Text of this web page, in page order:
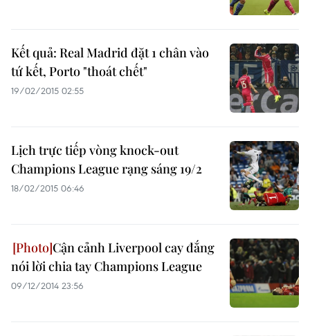
Kết quả: Real Madrid đặt 1 chân vào
tứ kết, Porto "thoát chết"
19/02/2015 02:55
Lịch trực tiếp vòng knock-out
Champions League rạng sáng 19/2
18/02/2015 06:46
Cận cảnh Liverpool cay đắng
nói lời chia tay Champions League
09/12/2014 23:56